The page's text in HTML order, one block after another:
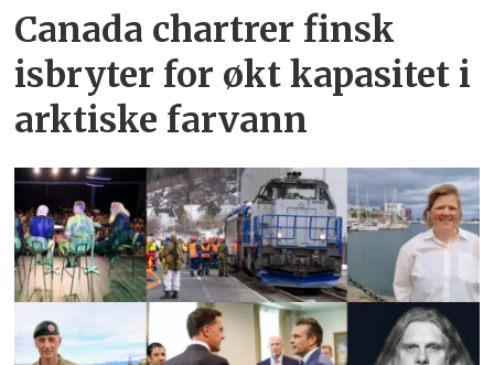
Canada chartrer finsk
isbryter for økt kapasitet i
arktiske farvann